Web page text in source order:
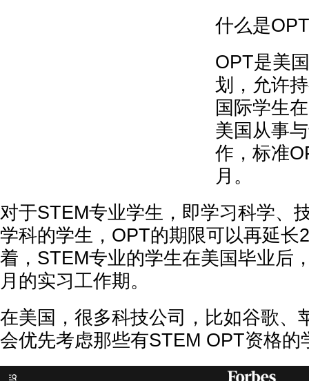
什么是
OPT是美
划，允许
国际学生
美国从事
作，标准
月。
对于STEM专业学生，即学习科学、
学科的学生，OPT的期限可以再延长
着，STEM专业的学生在美国毕业后
月的实习工作期。
在美国，很多科技公司，比如谷歌、
会优先考虑那些有STEM OPT资格的